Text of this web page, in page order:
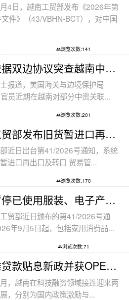
4日，越南工贸部发布《2026年第
件》（43/VBHN-BCT），对中国
浏览次数:141
美国依据双边协议突查越南中资工厂，三
报道，美国海关与边境保护局
官员近期在越南对部分中资关联...
浏览次数:201
越南工贸部发布旧货暂进口再出口新规：
近日出台第41/2026号通知，系统
进口再出口及转口 贸易管...
浏览次数:170
越南暂停已使用服装、电子产品、摩托车
贸部近日颁布的第41/2026号通
年9月5日起，包括家用消费品...
浏览次数:71
越南推贷款贴息新政并获OPEC基金5000万美
，越南在科技融资领域接连迎来两
，分别为国内政策激励与...